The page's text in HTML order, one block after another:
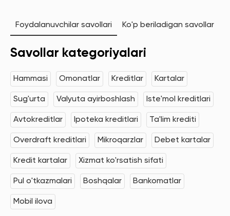
Foydalanuvchilar savollari Ko'p beriladigan savollar
Savollar kategoriyalari
Hammasi Omonatlar Kreditlar Kartalar
Sug'urta Valyuta ayirboshlash Iste'mol kreditlari
Avtokreditlar Ipoteka kreditlari Ta'lim krediti
Overdraft kreditlari Mikroqarzlar Debet kartalar
Kredit kartalar Xizmat ko'rsatish sifati
Pul o'tkazmalari Boshqalar Bankomatlar
Mobil ilova